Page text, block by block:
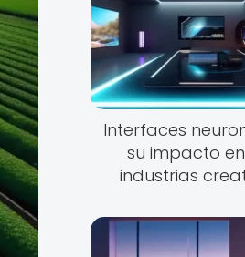
Interfaces
su impacto
industrias